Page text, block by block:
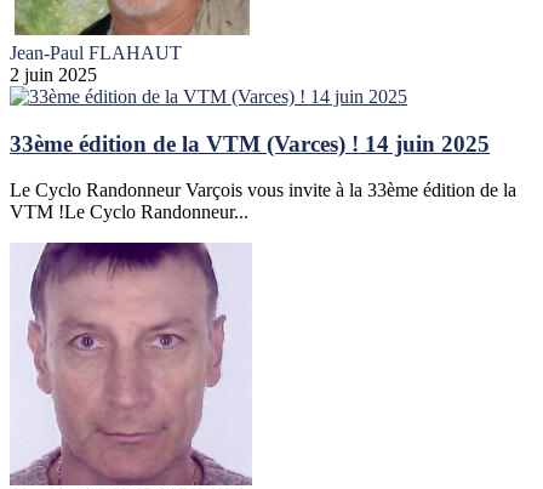
Jean-Paul FLAHAUT
2 juin 2025
33ème édition de la VTM (Varces) ! 14 juin 2025
Le Cyclo Randonneur Varçois vous invite à la 33ème édition de la
VTM !Le Cyclo Randonneur...